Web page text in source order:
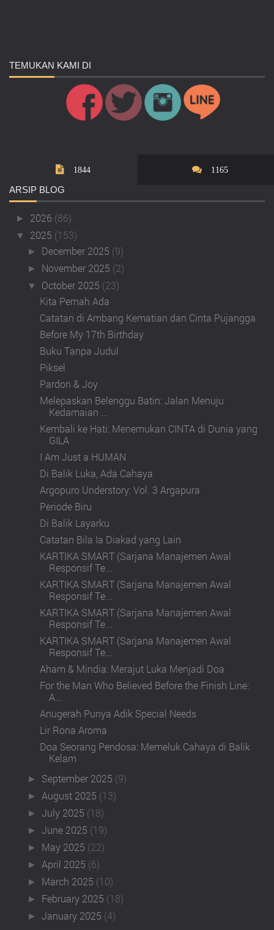
TEMUKAN KAMI DI
1844 1165
ARSIP BLOG
► 2026 (86)
▼ 2025 (153)
► December 2025 (9)
► November 2025 (2)
▼ October 2025 (23)
Kita Pernah Ada
Catatan di Ambang Kematian dan Cinta Pujangga
Before My 17th Birthday
Buku Tanpa Judul
Piksel
Pardon & Joy
Melepaskan Belenggu Batin: Jalan Menuju
Kedamaian ...
Kembali ke Hati: Menemukan CINTA di Dunia yang
GILA
I Am Just a HUMAN
Di Balik Luka, Ada Cahaya
Argopuro Understory: Vol. 3 Argapura
Periode Biru
Di Balik Layarku
Catatan Bila Ia Diakad yang Lain
KARTIKA SMART (Sarjana Manajemen Awal
Responsif Te...
KARTIKA SMART (Sarjana Manajemen Awal
Responsif Te...
KARTIKA SMART (Sarjana Manajemen Awal
Responsif Te...
KARTIKA SMART (Sarjana Manajemen Awal
Responsif Te...
Aham & Mindia: Merajut Luka Menjadi Doa
For the Man Who Believed Before the Finish Line:
A...
Anugerah Punya Adik Special Needs
Lir Rona Aroma
Doa Seorang Pendosa: Memeluk Cahaya di Balik
Kelam
► September 2025 (9)
► August 2025 (13)
►July 2025 (18)
►June 2025 (19)
► May 2025 (22)
► April 2025 (6)
► March 2025 (10)
► February 2025 (18)
►January 2025 (4)